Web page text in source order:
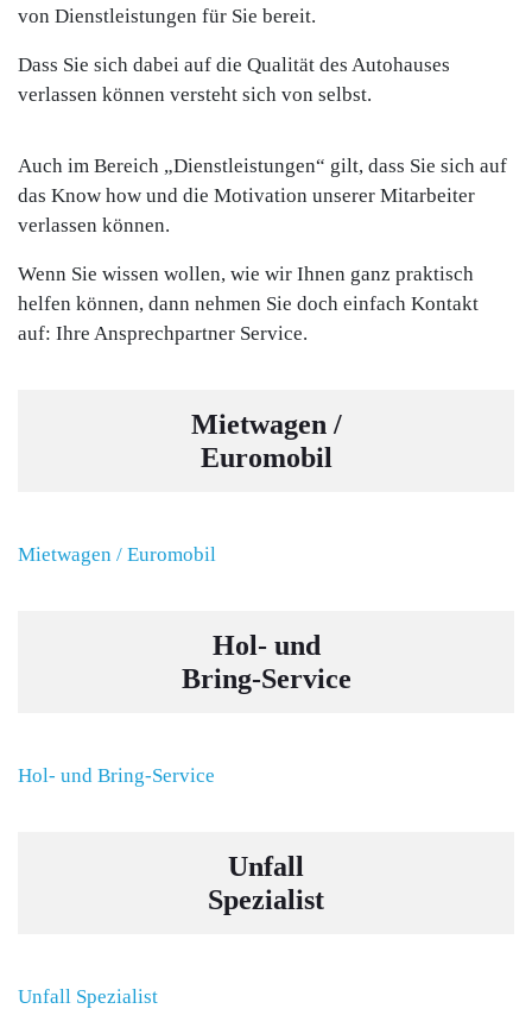
von Dienstleistungen für Sie bereit.
Dass Sie sich dabei auf die Qualität des Autohauses
verlassen können versteht sich von selbst.
Auch im Bereich „Dienstleistungen“ gilt, dass Sie sich auf
das Know how und die Motivation unserer Mitarbeiter
verlassen können.
Wenn Sie wissen wollen, wie wir Ihnen ganz praktisch
helfen können, dann nehmen Sie doch einfach Kontakt
auf: Ihre Ansprechpartner Service.
Mietwagen /
Euromobil
Mietwagen / Euromobil
Hol- und
Bring-Service
Hol- und Bring-Service
Unfall
Spezialist
Unfall Spezialist